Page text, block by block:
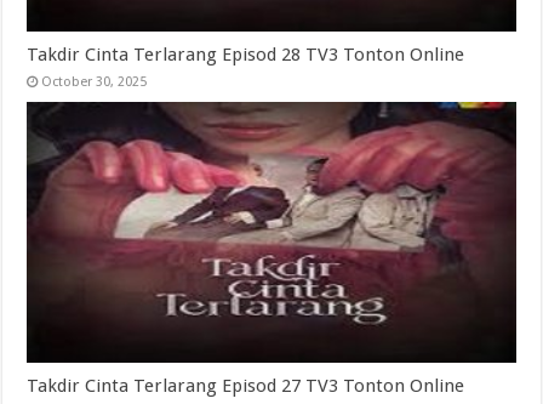
Takdir Cinta Terlarang Episod 28 TV3 Tonton Online
October 30, 2025
Takdir Cinta Terlarang Episod 27 TV3 Tonton Online